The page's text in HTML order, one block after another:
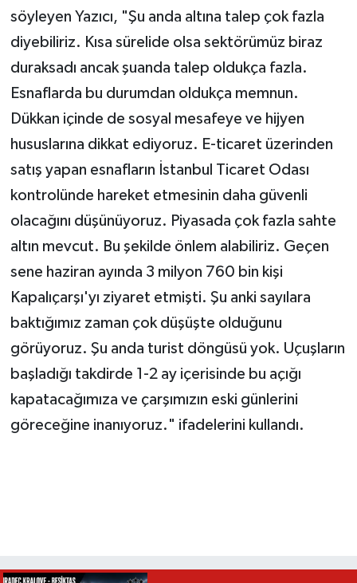
söyleyen Yazıcı, "Şu anda altına talep çok fazla
diyebiliriz. Kısa sürelide olsa sektörümüz biraz
duraksadı ancak şuanda talep oldukça fazla.
Esnaflarda bu durumdan oldukça memnun.
Dükkan içinde de sosyal mesafeye ve hijyen
hususlarına dikkat ediyoruz. E-ticaret üzerinden
satış yapan esnafların İstanbul Ticaret Odası
kontrolünde hareket etmesinin daha güvenli
olacağını düşünüyoruz. Piyasada çok fazla sahte
altın mevcut. Bu şekilde önlem alabiliriz. Geçen
sene haziran ayında 3 milyon 760 bin kişi
Kapalıçarşı'yı ziyaret etmişti. Şu anki sayılara
baktığımız zaman çok düşüşte olduğunu
görüyoruz. Şu anda turist döngüsü yok. Uçuşların
başladığı takdirde 1-2 ay içerisinde bu açığı
kapatacağımıza ve çarşımızın eski günlerini
göreceğine inanıyoruz." ifadelerini kullandı.